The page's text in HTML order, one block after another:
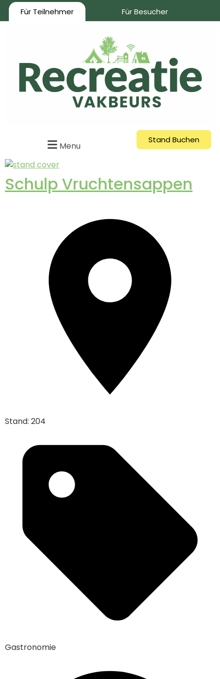
Für Teilnehmer Für Besucher
Menu
Stand Buchen
Schulp Vruchtensappen
Stand: 204
Gastronomie